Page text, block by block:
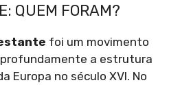
QUEM FORAM?
foi um movimento
a estrutura
Europa no século XVI. No